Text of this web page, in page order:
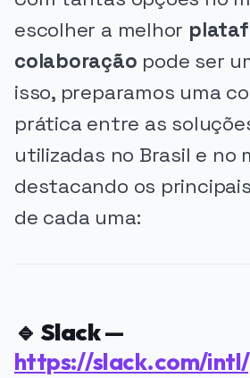
escolher a melhor
colaboração pode ser
isso, preparamos uma
prática entre as
utilizadas no Brasil e no
destacando os
de cada uma:
🔹 Slack—
https://slack.com/